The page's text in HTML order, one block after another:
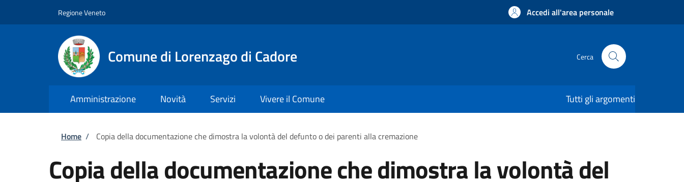
Regione Veneto Accedi all'area personale
Comune di Lorenzago di Cadore Cerca
Amministrazione Novità Servizi Vivere il Comune Tutti gli argomenti
Briciole di pane
Home / Copia della documentazione che dimostra la volontà del defunto o dei parenti alla cremazione
Copia della documentazione che dimostra la volontà del